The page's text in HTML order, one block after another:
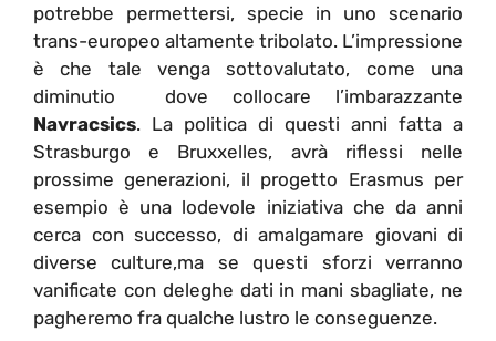
potrebbe permettersi, specie in uno scenario
trans-europeo altamente tribolato. L’impressione
è che tale venga sottovalutato, come una
diminutio dove collocare l’imbarazzante
Navracsics. La politica di questi anni fatta a
Strasburgo e Bruxxelles, avrà riflessi nelle
prossime generazioni, il progetto Erasmus per
esempio è una lodevole iniziativa che da anni
cerca con successo, di amalgamare giovani di
diverse culture,ma se questi sforzi verranno
vanificate con deleghe dati in mani sbagliate, ne
pagheremo fra qualche lustro le conseguenze.